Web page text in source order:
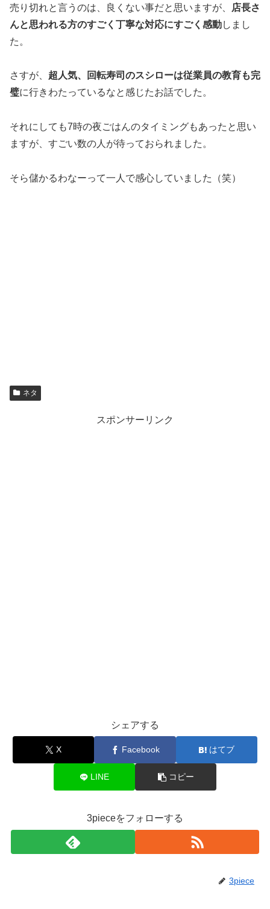
売り切れと言うのは、良くない事だと思いますが、
店長さ
んと思われる方のすごく丁寧な対応にすごく感動しまし
た。
さすが、 超人気、回転寿司のスシローは従業員の教育も完
璧に行きわたっているなと感じたお話でした。
それにしても7時の夜ごはんのタイミングもあったと思い
ますが、すごい数の人が待っておられました。
そら儲かるわなーって一人で感心していました（笑）
ネタ
スポンサーリンク
シェアする
X Facebook はてブ
LINE コピー
3pieceをフォローする
3piece